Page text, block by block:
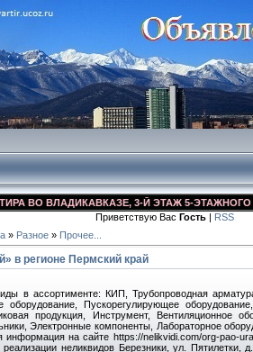
ВО ВЛАДИКАВКАЗЕ, 3-Й ЭТАЖ 5-ЭТАЖНОГО
Приветствую Вас Гость | RSS
» Разное » Прочее...
в регионе Пермский край
в ассортименте: КИП, Трубопроводная
оборудование, Пускорегулирующее
продукция, Инструмент, Вентиляционное
Электронные компоненты, Лабораторное
информация на сайте https://nelikvidi.com/org-
неликвидов Березники, ул.